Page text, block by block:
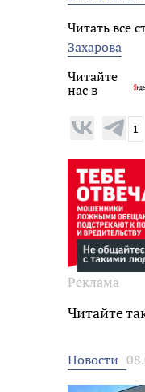
Читать все
Захарова
Читайте
нас в
1
Реклама
Читайте
Новости